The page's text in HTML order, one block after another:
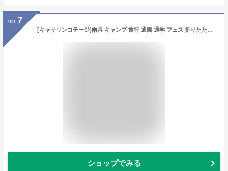
no. 7
[キャサリンコテージ]雨具 キャンプ 旅行 通園 通学 フェス 折りたたみ レインブーツ DE003 男女兼用 23cm サックス[SAX] TAK
ショップでみる